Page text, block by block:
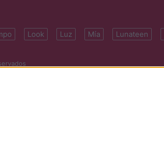
Look Luz Mía Lunateen
S.A.